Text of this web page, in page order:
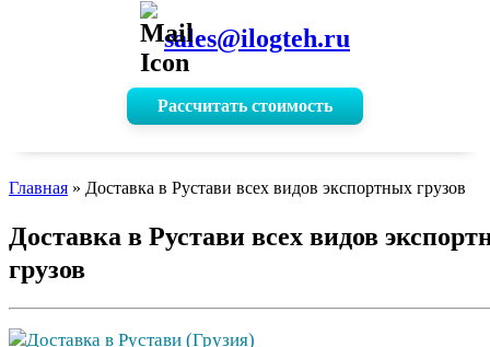
sales@ilogteh.ru
Рассчитать стоимость
Главная » Доставка в Рустави всех видов экспортных грузов
Доставка в Рустави всех видов
грузов